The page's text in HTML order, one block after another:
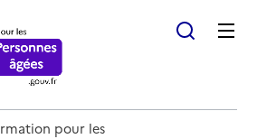
pour les